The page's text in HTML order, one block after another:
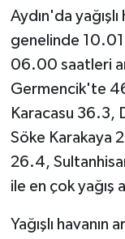
Aydın'da
genelinde
06.00 saatleri
Germencik'te
Karacasu 36.3,
Söke Karakaya
26.4,
ile en çok yağış
Yağışlı havanın